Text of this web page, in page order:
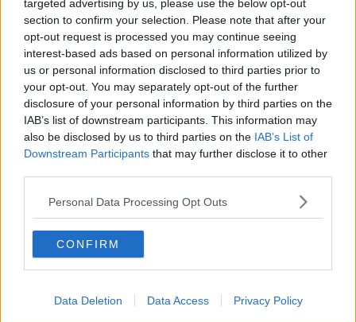
targeted advertising by us, please use the below opt-out
section to confirm your selection. Please note that after your
opt-out request is processed you may continue seeing
interest-based ads based on personal information utilized by
us or personal information disclosed to third parties prior to
your opt-out. You may separately opt-out of the further
disclosure of your personal information by third parties on the
IAB’s list of downstream participants. This information may
also be disclosed by us to third parties on the IAB’s List of
Downstream Participants that may further disclose it to other
Personal Data Processing Opt Outs
CONFIRM
Data Deletion Data Access Privacy Policy
Erdogan continua a sfidare l'Occidente
Libano, collasso economico e guerra civile
Johnson, da Trump a Biden alla Brexit
L'AUKUS e il Quad
Biden, primo presidente USA non in guerra
Papa Bergoglio vedrà Viktor Orbán
Bennet, un giorno in attesa di Biden
Il ritorno dei talebani
​La lenta agonia del Libano
Sudafrica, è allarme alimentare
La farsa delle elezioni in Siria
In Medioriente non ci sono favole, solo realtà
Biden chiama ma Netanyahu non risponde
Niente di nuovo in Medioriente
La forza di Boris Johnson
Mar Mediterraneo cimitero silente